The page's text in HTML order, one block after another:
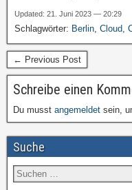
Updated: 21. Juni 2023 — 20:29
Schlagwörter: Berlin, Cloud,
← Previous Post
Schreibe einen
Du musst angemeldet sein,
Suche